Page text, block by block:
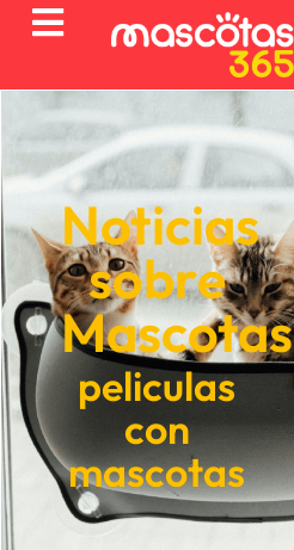
Noticias
sobre
Mascotas
peliculas
con
mascotas